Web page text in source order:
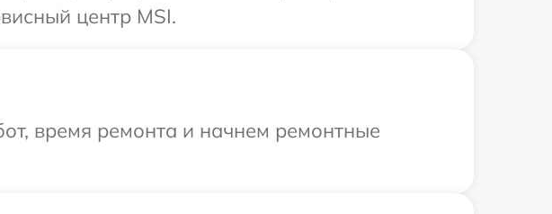
центр MSI.
время ремонта и начнем ремонтные